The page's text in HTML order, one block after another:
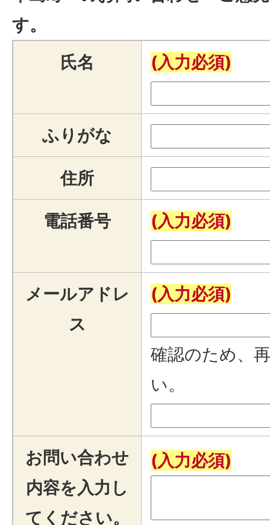
す。
氏名
(入力必須)
ふりがな
住所
電話番号 (入力必須)
メールアドレ
ス
(入力必須)
確認のため、
い。
お問い合わせ
内容を入力し
てください。
(入力必須)